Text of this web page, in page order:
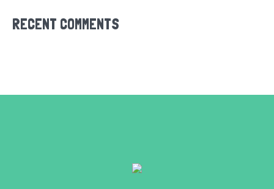
RECENT COMMENTS